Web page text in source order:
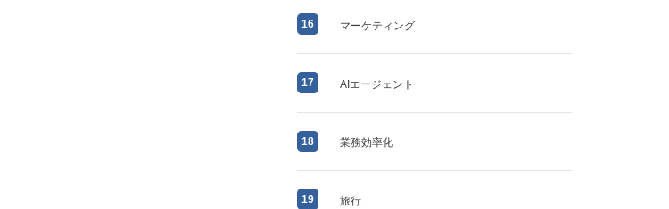
16 マーケティング
17 AIエージェント
18 業務効率化
19 旅行